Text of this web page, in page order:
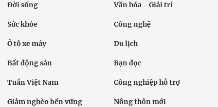
Đời sống Văn hóa - Giải trí
Sức khỏe Công nghệ
Ô tô xe máy Du lịch
Bất động sản Bạn đọc
Tuần Việt Nam Công nghiệp hỗ trợ
Giảm nghèo bền vững Nông thôn mới